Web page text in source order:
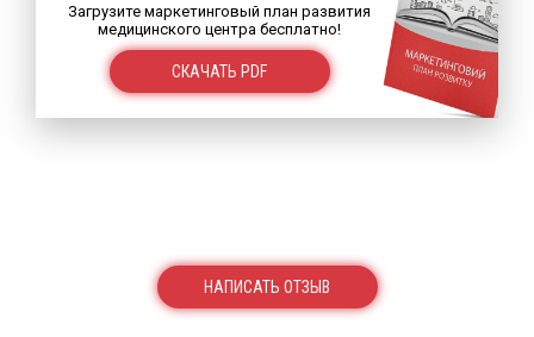
Загрузите маркетинговый план развития
медицинского центра бесплатно!
СКАЧАТЬ PDF
НАПИСАТЬ ОТЗЫВ